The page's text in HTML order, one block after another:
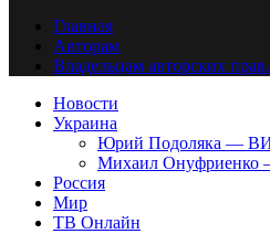
Главная
Авторам
Владельцам авторских
Новости
Украина
Юрий Подоляка —
Михаил Онуфриенко
Россия
Мир
ТВ Онлайн